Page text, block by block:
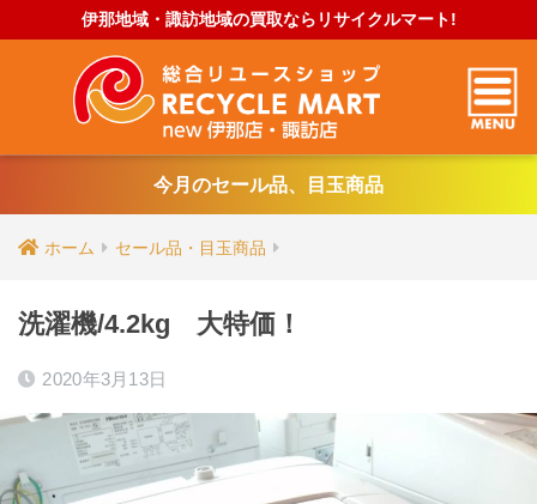
伊那地域・諏訪地域の買取ならリサイクルマート!
今月のセール品、目玉商品
ホーム セール品・目玉商品
洗濯機/4.2kg 大特価！
2020年3月13日